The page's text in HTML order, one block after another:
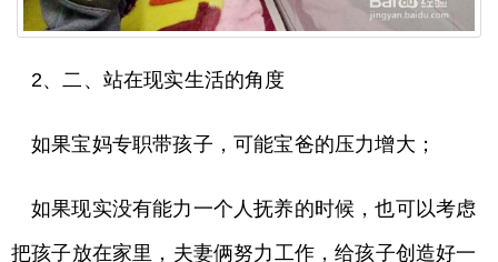
2、二、站在现实生活的角度
如果宝妈专职带孩子，可能宝爸的压力增大；
如果现实没有能力一个人抚养的时候，也可以考虑
把孩子放在家里，夫妻俩努力工作，给孩子创造好一